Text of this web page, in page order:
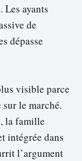
Les ayants
de
dépasse
visible parce
le marché.
la famille
intégrée dans
l’argument